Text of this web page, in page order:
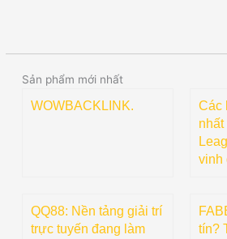
Sản phẩm mới nhất
WOWBACKLINK.
Các
vinh
QQ88: Nền tảng giải trí
trực tuyến đang làm
tín?